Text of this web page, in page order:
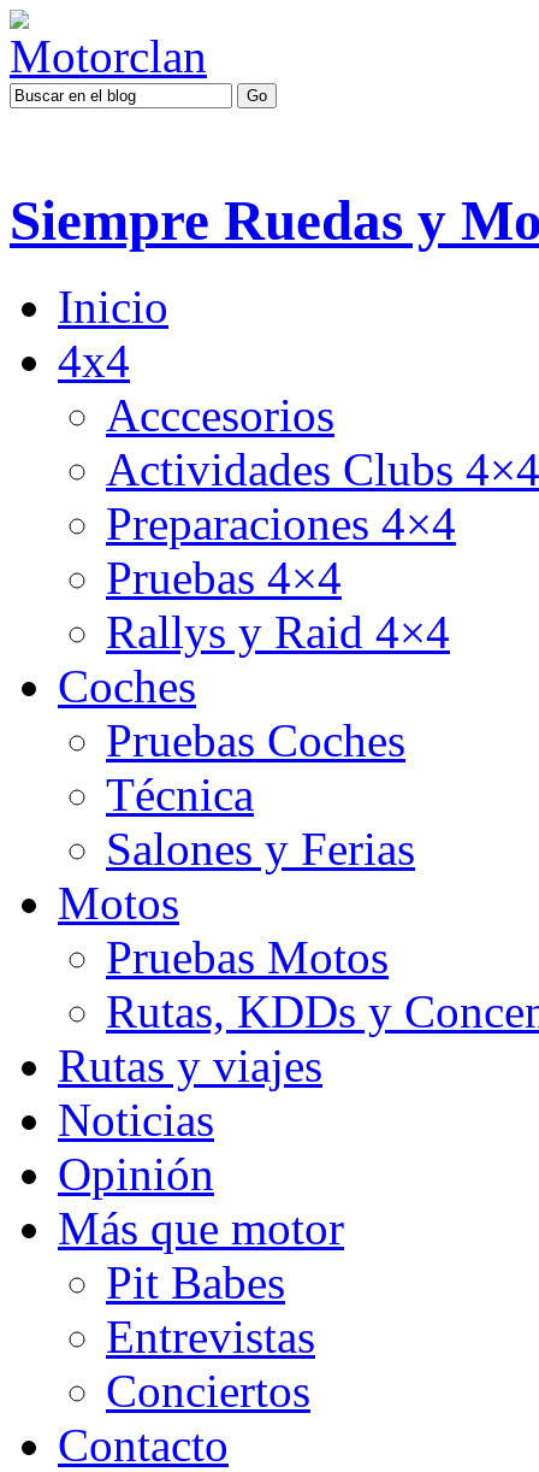
Siempre Ruedas y
Inicio
4x4
Acccesorios
Actividades Clubs 4×4
Preparaciones 4×4
Pruebas 4×4
Rallys y Raid 4×4
Coches
Pruebas Coches
Técnica
Salones y Ferias
Motos
Pruebas Motos
Rutas, KDDs y
Rutas y viajes
Noticias
Opinión
Más que motor
Pit Babes
Entrevistas
Conciertos
Contacto